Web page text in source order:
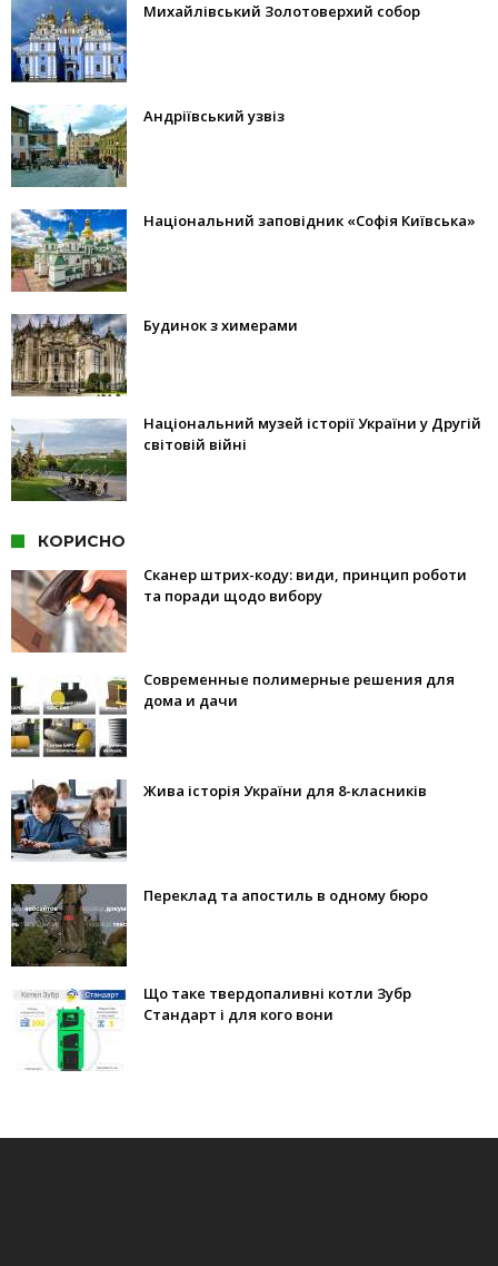
Михайлівський Золотоверхий собор
Андріївський узвіз
Національний заповідник «Софія Київська»
Будинок з химерами
Національний музей історії України у Другій
світовій війні
КОРИСНО
Сканер штрих-коду: види, принцип роботи
та поради щодо вибору
Современные полимерные решения для
дома и дачи
Жива історія України для 8-класників
Переклад та апостиль в одному бюро
Що таке твердопаливні котли Зубр
Стандарт і для кого вони